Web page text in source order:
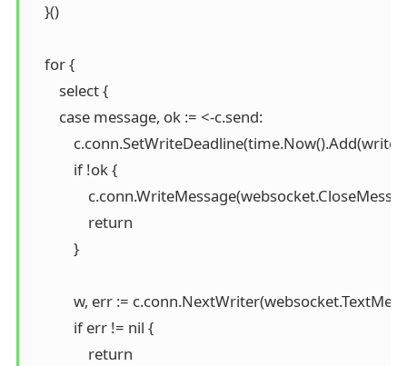
    }()
    for {
        select {
        case message, ok := <-c.send:
            if !ok {
                return
            }
w, err :=
            if err != nil {
                return